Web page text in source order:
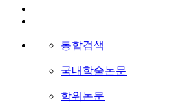
통합검색
국내학술논문
학위논문